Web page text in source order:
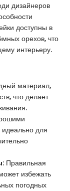
дизайнеров
доступны в
орехов, что
интерьеру.
материал,
что делает
для
: Правильная
избежать
погодных